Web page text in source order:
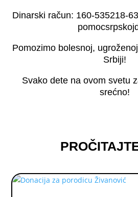
Dinarski račun: 160-535218-
Pomozimo bolesnoj,
Srbiji!
Svako dete na ovom svetu
srećno!